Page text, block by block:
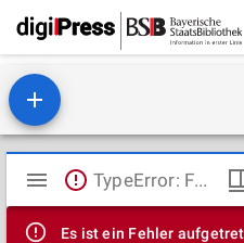
Mirador
Viewer
TypeError: Failed to fetch
Es ist ein Fehler